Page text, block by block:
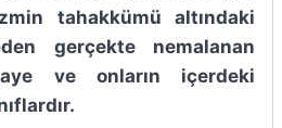
tahakkümü altındaki
gerçekte nemalanan
ve onların içerdeki